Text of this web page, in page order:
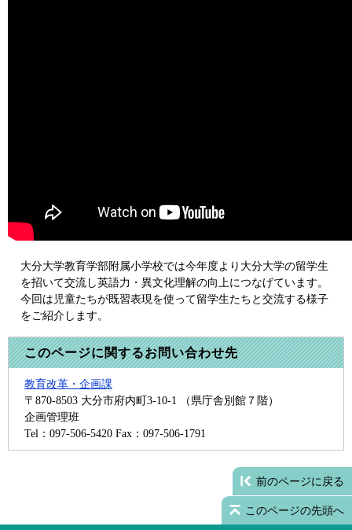
​​大分大学教育学部附属小学校では今年度より大分大学の留学生
を招いて交流し英語力・異文化理解の向上につなげています。
今回は児童たちが既習表現を使って留学生たちと交流する様子
をご紹介します。
このページに関するお問い合わせ先
教育改革・企画課
〒870-8503 大分市府内町3-10-1 （県庁舎別館７階）
企画管理班
Tel：097-506-5420 Fax：097-506-1791
前のページに戻る
このページの先頭へ